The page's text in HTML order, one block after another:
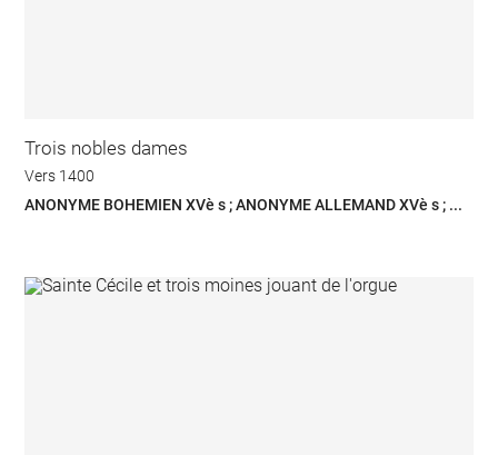
Trois nobles dames
Vers 1400
ANONYME BOHEMIEN XVè s ; ANONYME ALLEMAND XVè s ; ...